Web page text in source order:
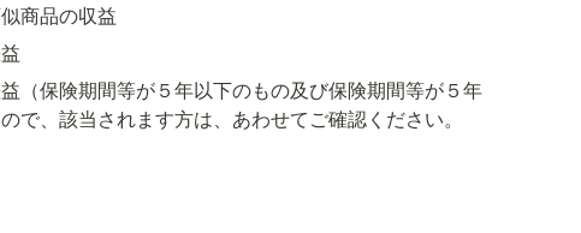
商品の収益
保険期間等が５年以下のもの及び保険期間等が５年
、該当されます方は、あわせてご確認ください。